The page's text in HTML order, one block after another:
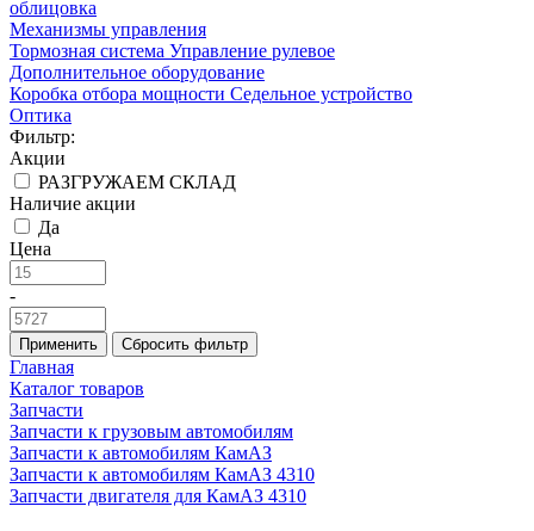
облицовка
Механизмы управления
Тормозная система Управление рулевое
Дополнительное оборудование
Коробка отбора мощности Седельное устройство
Оптика
Фильтр:
Акции
РАЗГРУЖАЕМ СКЛАД
Наличие акции
Да
Цена
-
Применить Сбросить фильтр
Главная
Каталог товаров
Запчасти
Запчасти к грузовым автомобилям
Запчасти к автомобилям КамАЗ
Запчасти к автомобилям КамАЗ 4310
Запчасти двигателя для КамАЗ 4310